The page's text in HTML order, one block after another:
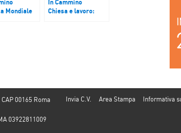
Mondiale
In Cammino
Chiesa e lavoro:
Invia C.V. Area Stampa Informativa
00165 Roma
03922811009